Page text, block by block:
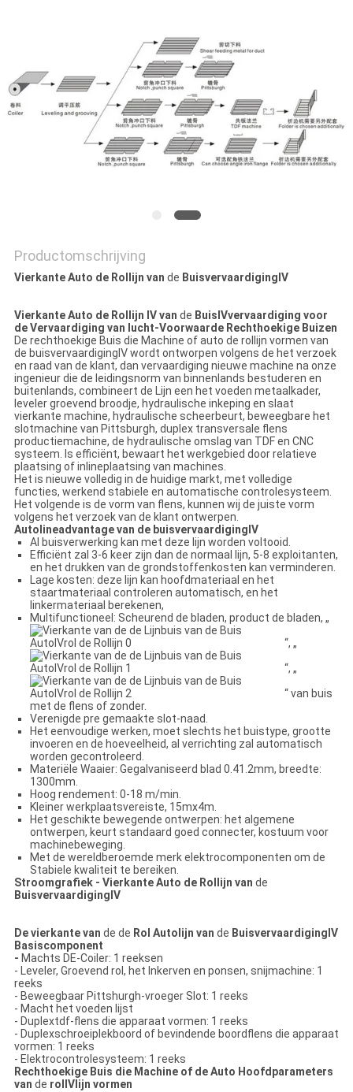
SITEMAP
Productomschrijving
Vierkante Auto de Rollijn van de BuisvervaardigingⅣ
Vierkante Auto de Rollijn Ⅳ van de BuisⅣvervaardiging voor
de Vervaardiging van lucht-Voorwaarde Rechthoekige Buizen
De rechthoekige Buis die Machine of auto de rollijn vormen van
de buisvervaardigingⅣ wordt ontworpen volgens de het verzoek
en raad van de klant, dan vervaardiging nieuwe machine na onze
ingenieur die de leidingsnorm van binnenlands bestuderen en
buitenlands, combineert de Lijn een het voeden metaalkader,
leveler groevend broodje, hydraulische inkeping en slaat
vierkante machine, hydraulische scheerbeurt, beweegbare het
slotmachine van Pittsburgh, duplex transversale flens
productiemachine, de hydraulische omslag van TDF en CNC
systeem. Is efficiënt, bewaart het werkgebied door relatieve
plaatsing of inlineplaatsing van machines.
Het is nieuwe volledig in de huidige markt, met volledige
functies, werkend stabiele en automatische controlesysteem.
Het volgende is de vorm van flens, kunnen wij de juiste vorm
volgens het verzoek van de klant ontwerpen.
Autolineadvantage van de buisvervaardigingⅣ
Al buisverwerking kan met deze lijn worden voltooid.
Efficiënt zal 3-6 keer zijn dan de normaal lijn, 5-8 exploitanten,
en het drukken van de grondstoffenkosten kan verminderen.
Lage kosten: deze lijn kan hoofdmateriaal en het
staartmateriaal controleren automatisch, en het
linkermateriaal berekenen,
Multifunctioneel: Scheurend de bladen, product de bladen, „
“, „
“, „
“ van buis
met de flens of zonder.
Verenigde pre gemaakte slot-naad.
Het eenvoudige werken, moet slechts het buistype, grootte
invoeren en de hoeveelheid, al verrichting zal automatisch
worden gecontroleerd.
Materiële Waaier: Gegalvaniseerd blad 0.41.2mm, breedte:
1300mm.
Hoog rendement: 0-18 m/min.
Kleiner werkplaatsvereiste, 15mx4m.
Het geschikte bewegende ontwerpen: het algemene
ontwerpen, keurt standaard goed connecter, kostuum voor
machinebeweging.
Met de wereldberoemde merk elektrocomponenten om de
Stabiele kwaliteit te bereiken.
Stroomgrafiek - Vierkante Auto de Rollijn van de
BuisvervaardigingⅣ
De vierkante van de de Rol Autolijn van de BuisvervaardigingⅣ
Basiscomponent
- Machts DE-Coiler: 1 reeksen
- Leveler, Groevend rol, het Inkerven en ponsen, snijmachine: 1
reeks
- Beweegbaar Pittshurgh-vroeger Slot: 1 reeks
- Macht het voeden lijst
- Duplextdf-flens die apparaat vormen: 1 reeks
- Duplexschroeiplekboord of bevindende boordflens die apparaat
vormen: 1 reeks
- Elektrocontrolesysteem: 1 reeks
Rechthoekige Buis die Machine of de Auto Hoofdparameters
van de rolⅣlijn vormen